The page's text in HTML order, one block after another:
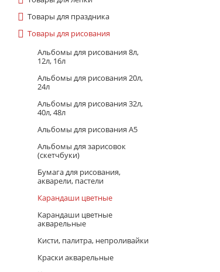
Товары для праздника
Товары для рисования
Альбомы для рисования 8л,
12л, 16л
Альбомы для рисования 20л,
24л
Альбомы для рисования 32л,
40л, 48л
Альбомы для рисования А5
Альбомы для зарисовок
(скетчбуки)
Бумага для рисования,
акварели, пастели
Карандаши цветные
Карандаши цветные
акварельные
Кисти, палитра, непроливайки
Краски акварельные